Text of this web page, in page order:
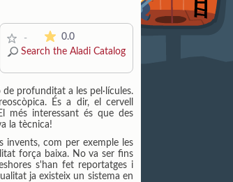
- 0.0The average rating is 0 stars out of 5.
Search the Aladi Catalog
profunditat a les pel·lícules.
És a dir, el cervell
més interessant és que des
la tècnica!
invents, com per exemple les
força baixa. No va ser fins
s'han fet reportatges i
ja existeix un sistema en